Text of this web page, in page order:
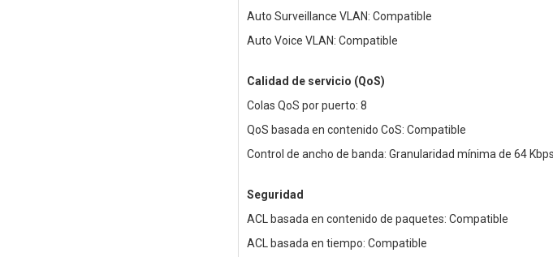
Auto Surveillance VLAN: Compatible
Auto Voice VLAN: Compatible
Calidad de servicio (QoS)
Colas QoS por puerto: 8
QoS basada en contenido CoS: Compatible
Control de ancho de banda: Granularidad mínima de 64 Kbps
Seguridad
ACL basada en contenido de paquetes: Compatible
ACL basada en tiempo: Compatible